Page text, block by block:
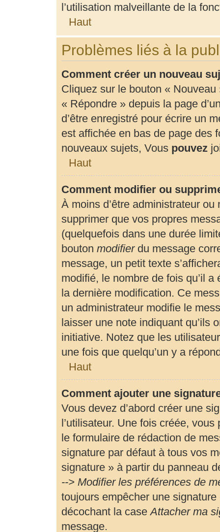
l’utilisation malveillante de la
Haut
Problèmes liés à la
Comment créer un nouveau
Cliquez sur le bouton « Nouveau
« Répondre » depuis la page
d’être enregistré pour écrire un
est affichée en bas de page des
nouveaux sujets, Vous pouvez
Haut
Comment modifier ou
À moins d’être administrateur
supprimer que vos propres
(quelquefois dans une durée
bouton modifierdu message
message, un petit texte
modifié, le nombre de fois qu’il
la dernière modification. Ce
un administrateur modifie le
laisser une note indiquant qu’ils
initiative. Notez que les
une fois que quelqu’un y a
Haut
Comment ajouter une
Vous devez d’abord créer une
l’utilisateur. Une fois créée,
le formulaire de rédaction de
signature par défaut à tous vos
signature » à partir du panneau
--> Modifier les préférences de
toujours empêcher une
décochant la caseAttacher ma
message.